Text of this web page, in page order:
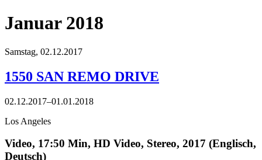
Januar 2018
Samstag, 02.12.2017
1550 SAN REMO DRIVE
02.12.2017–01.01.2018
Los Angeles
Video, 17:50 Min, HD Video, Stereo, 2017 (Englisch,
Deutsch)